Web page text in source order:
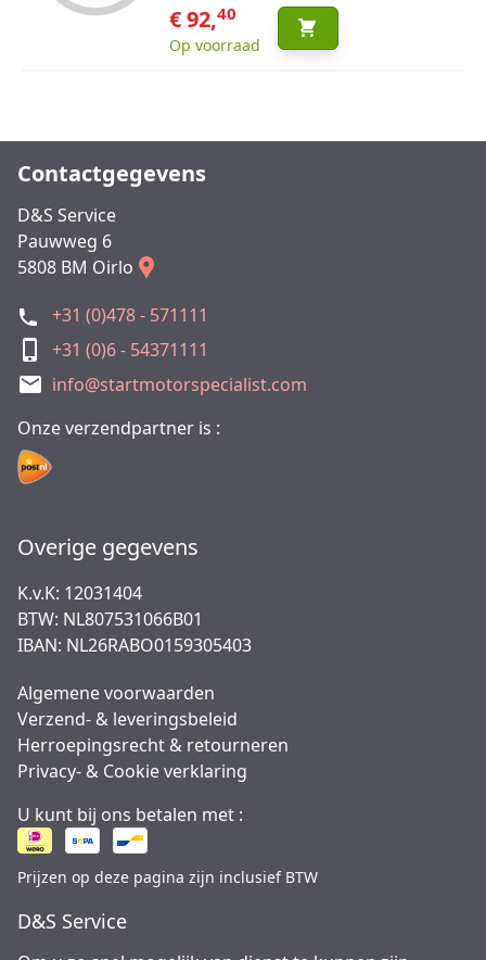
€ 92,40
Op voorraad
Contactgegevens
D&S Service
Pauwweg 6
5808 BM Oirlo
+31 (0)478 - 571111
+31 (0)6 - 54371111
info@startmotorspecialist.com
Onze verzendpartner is :
Overige gegevens
K.v.K: 12031404
BTW: NL807531066B01
IBAN: NL26RABO0159305403
Algemene voorwaarden
Verzend- & leveringsbeleid
Herroepingsrecht & retourneren
Privacy- & Cookie verklaring
U kunt bij ons betalen met :
Prijzen op deze pagina zijn inclusief BTW
D&S Service